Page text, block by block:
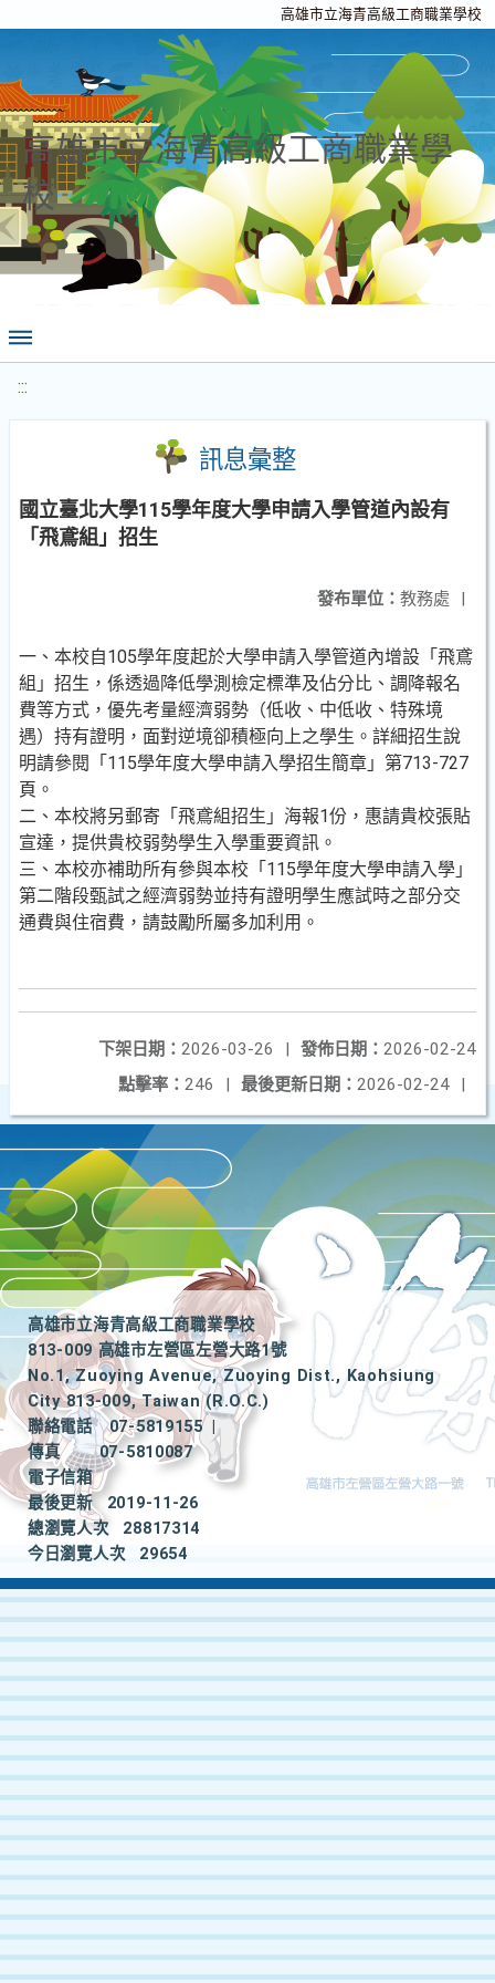
高雄市立海青高級工商職業學校
高雄市立海青高級工商職業學
校
:::
訊息彙整
國立臺北大學115學年度大學申請入學管道內設有
「飛鳶組」招生
發布單位： 教務處 |
一、本校自105學年度起於大學申請入學管道內增設「飛鳶
組」招生，係透過降低學測檢定標準及佔分比、調降報名
費等方式，優先考量經濟弱勢（低收、中低收、特殊境
遇）持有證明，面對逆境卻積極向上之學生。詳細招生說
明請參閱「115學年度大學申請入學招生簡章」第713-727
頁。
二、本校將另郵寄「飛鳶組招生」海報1份，惠請貴校張貼
宣達，提供貴校弱勢學生入學重要資訊。
三、本校亦補助所有參與本校「115學年度大學申請入學」
第二階段甄試之經濟弱勢並持有證明學生應試時之部分交
通費與住宿費，請鼓勵所屬多加利用。
發佈日期： 2026-02-24
下架日期： 2026-03-26
|
最後更新日期： 2026-02-24 |
點擊率： 246 |
高雄市立海青高級工商職業學校
813-009 高雄市左營區左營大路1號
No.1, Zuoying Avenue, Zuoying Dist., Kaohsiung
City 813-009, Taiwan (R.O.C.)
聯絡電話
07-5819155
|
傳真
07-5810087
電子信箱
最後更新
2019-11-26
總瀏覽人次
28817314
今日瀏覽人次
29654